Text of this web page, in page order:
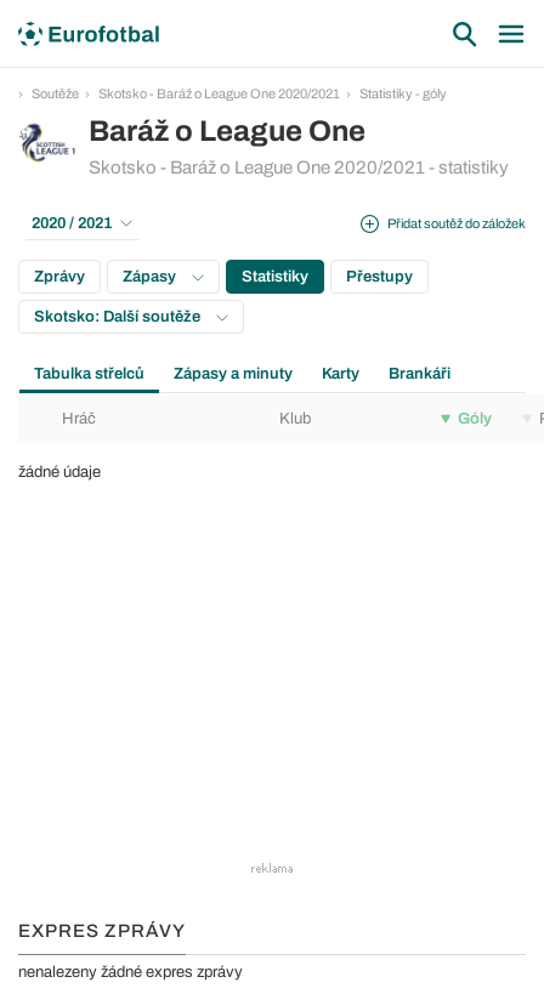
Soutěže Skotsko - Baráž o League One 2020/2021 Statistiky - góly
Baráž o League One
Skotsko - Baráž o League One 2020/2021 - statistiky
Přidat soutěž do záložek
2020 / 2021
Zprávy Zápasy Statistiky Přestupy
Skotsko: Další soutěže
Tabulka střelců Zápasy a minuty Karty Brankáři
Hráč Klub Góly
žádné údaje
EXPRES ZPRÁVY
nenalezeny žádné expres zprávy